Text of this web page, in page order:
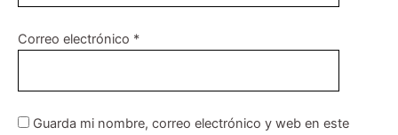
Correo electrónico *
Guarda mi nombre, correo electrónico y web en este